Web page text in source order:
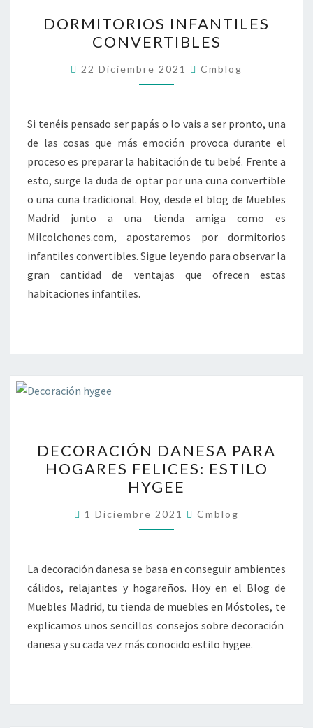
INFANTILES
CONVERTIBLES
DORMITORIOS INFANTILES
CONVERTIBLES
22 Diciembre 2021 Cmblog
Si tenéis pensado ser papás o lo vais a ser pronto, una
de las cosas que más emoción provoca durante el
proceso es preparar la habitación de tu bebé. Frente a
esto, surge la duda de optar por una cuna convertible
o una cuna tradicional. Hoy, desde el blog de Muebles
Madrid junto a una tienda amiga como es
Milcolchones.com, apostaremos por dormitorios
infantiles convertibles. Sigue leyendo para observar la
gran cantidad de ventajas que ofrecen estas
habitaciones infantiles.
DANESA
PARA
HOGARES
FELICES:
ESTILO
DECORACIÓN DANESA PARA
HOGARES FELICES: ESTILO
HYGEE
1 Diciembre 2021 Cmblog
La decoración danesa se basa en conseguir ambientes
cálidos, relajantes y hogareños. Hoy en el Blog de
Muebles Madrid, tu tienda de muebles en Móstoles, te
explicamos unos sencillos consejos sobre decoración
danesa y su cada vez más conocido estilo hygee.